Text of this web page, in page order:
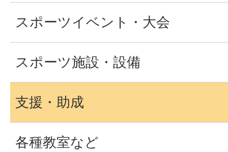
スポーツイベント・大会
スポーツ施設・設備
支援・助成
各種教室など